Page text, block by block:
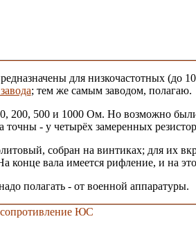
для низкочастотных (до
; тем же самым заводом, полагаю.
200, 500 и 1000 Ом. Но возможно
- у четырёх замеренных
собран на винтиках; для их
конце вала имеется рифление, и на
полагать - от военной аппаратуры.